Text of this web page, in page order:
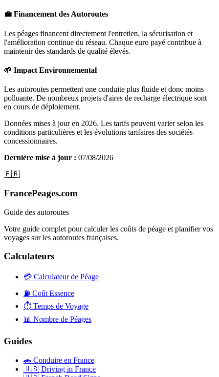
💼 Financement des Autoroutes
Les péages financent directement l'entretien, la sécurisation et
l'amélioration continue du réseau. Chaque euro payé contribue à
maintenir des standards de qualité élevés.
🌱 Impact Environnemental
Les autoroutes permettent une conduite plus fluide et donc moins
polluante. De nombreux projets d'aires de recharge électrique sont
en cours de déploiement.
Données mises à jour en 2026. Les tarifs peuvent varier selon les
conditions particulières et les évolutions tarifaires des sociétés
concessionnaires.
Dernière mise à jour : 07/08/2026
🇫🇷
FrancePeages.com
Guide des autoroutes
Votre guide complet pour calculer les coûts de péage et planifier vos
voyages sur les autoroutes françaises.
Calculateurs
💳 Calculateur de Péage
⛽ Coût Essence
⏱️ Temps de Voyage
📊 Nombre de Péages
Guides
🚗 Conduire en France
🇺🇸 Driving in France